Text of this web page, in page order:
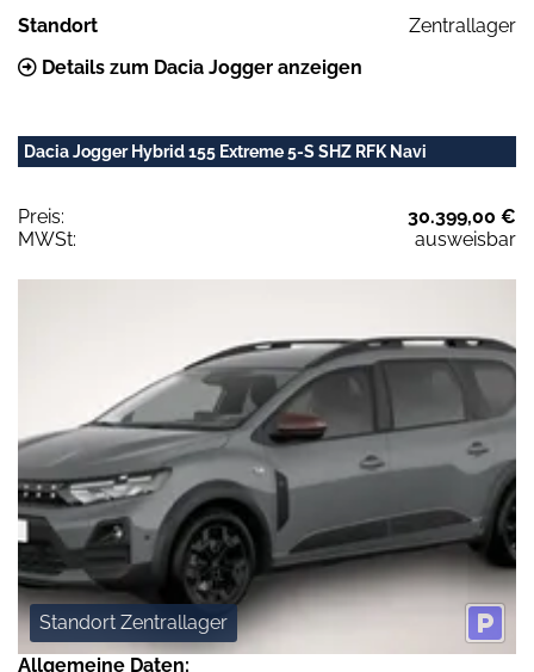
Standort
Zentrallager
Details zum Dacia Jogger anzeigen
Dacia Jogger Hybrid 155 Extreme 5-S SHZ RFK Navi
Preis:
30.399,00 €
MWSt:
ausweisbar
Standort Zentrallager
Allgemeine Daten: